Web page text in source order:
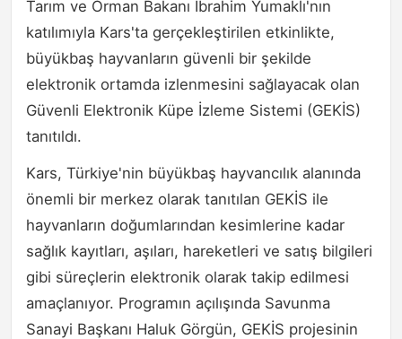
Tarım ve Orman Bakanı İbrahim Yumaklı'nın
katılımıyla Kars'ta gerçekleştirilen etkinlikte,
büyükbaş hayvanların güvenli bir şekilde
elektronik ortamda izlenmesini sağlayacak olan
Güvenli Elektronik Küpe İzleme Sistemi (GEKİS)
tanıtıldı.
Kars, Türkiye'nin büyükbaş hayvancılık alanında
önemli bir merkez olarak tanıtılan GEKİS ile
hayvanların doğumlarından kesimlerine kadar
sağlık kayıtları, aşıları, hareketleri ve satış bilgileri
gibi süreçlerin elektronik olarak takip edilmesi
amaçlanıyor. Programın açılışında Savunma
Sanayi Başkanı Haluk Görgün, GEKİS projesinin